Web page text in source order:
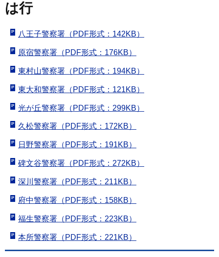
は行
八王子警察署（PDF形式：142KB）
原宿警察署（PDF形式：176KB）
東村山警察署（PDF形式：194KB）
東大和警察署（PDF形式：121KB）
光が丘警察署（PDF形式：299KB）
久松警察署（PDF形式：172KB）
日野警察署（PDF形式：191KB）
碑文谷警察署（PDF形式：272KB）
深川警察署（PDF形式：211KB）
府中警察署（PDF形式：158KB）
福生警察署（PDF形式：223KB）
本所警察署（PDF形式：221KB）